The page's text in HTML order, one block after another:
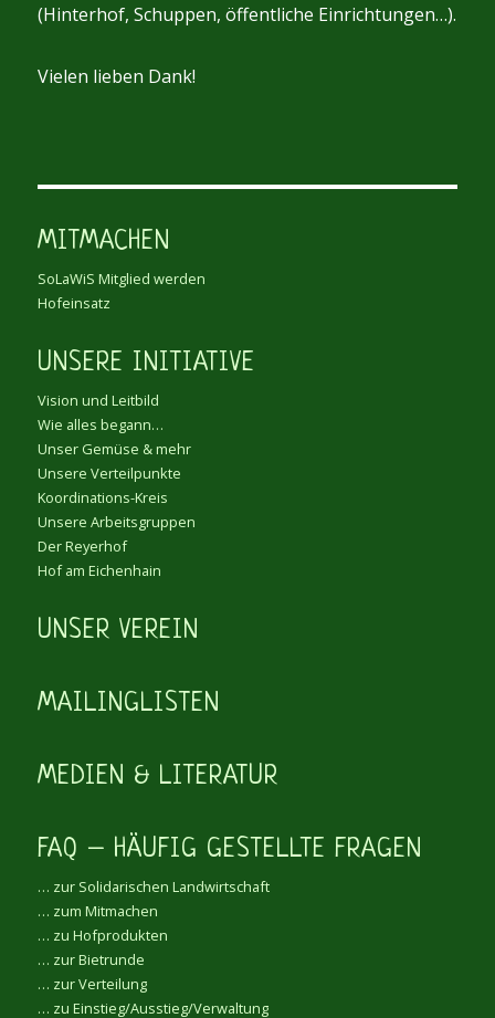
(Hinterhof, Schuppen, öffentliche Einrichtungen…).
Vielen lieben Dank!
MITMACHEN
SoLaWiS Mitglied werden
Hofeinsatz
UNSERE INITIATIVE
Vision und Leitbild
Wie alles begann…
Unser Gemüse & mehr
Unsere Verteilpunkte
Koordinations-Kreis
Unsere Arbeitsgruppen
Der Reyerhof
Hof am Eichenhain
UNSER VEREIN
MAILINGLISTEN
MEDIEN & LITERATUR
FAQ – HÄUFIG GESTELLTE FRAGEN
… zur Solidarischen Landwirtschaft
… zum Mitmachen
… zu Hofprodukten
… zur Bietrunde
… zur Verteilung
… zu Einstieg/Ausstieg/Verwaltung